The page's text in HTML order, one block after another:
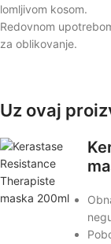
Uz ovaj
lomljivom kosom.
Redovnom
za oblikovanje.